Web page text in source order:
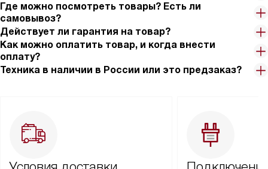
Где можно посмотреть товары? Есть ли
самовывоз?
Действует ли гарантия на товар?
Как можно оплатить товар, и когда внести
оплату?
Техника в наличии в России или это предзаказ?